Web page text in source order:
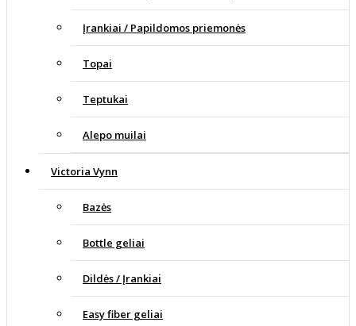
Įrankiai / Papildomos priemonės
Topai
Teptukai
Alepo muilai
Victoria Vynn
Bazės
Bottle geliai
Dildės / Įrankiai
Easy fiber geliai